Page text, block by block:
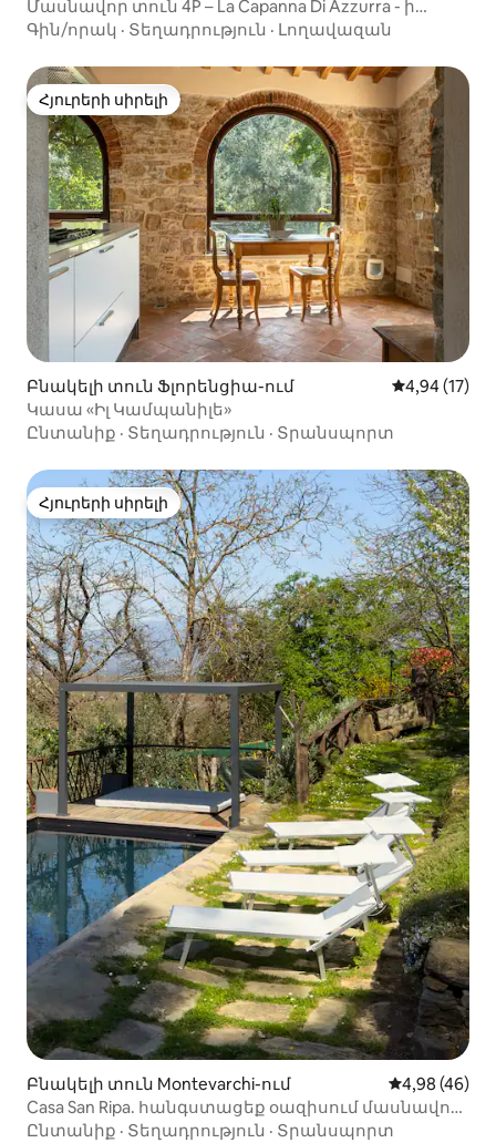
Մասնավոր տուն 4P – La Capanna Di Azzurra - ի
համար
Գին/որակ · Տեղադրություն · Լողավազան
Հյուրերի սիրելի
Հյուրերի սիրելի
Բնակելի տուն Ֆլորենցիա-ում Միջին
4,94 (17)
Կասա «Իլ Կամպանիլե»
Ընտանիք · Տեղադրություն · Տրանսպորտ
Հյուրերի սիրելի
Հյուրերի սիրելի
Բնակելի տուն Montevarchi-ում Միջին
4,98 (46)
Casa San Ripa. հանգստացեք օազիսում մասնավոր
լողավազանով
Ընտանիք · Տեղադրություն · Տրանսպորտ